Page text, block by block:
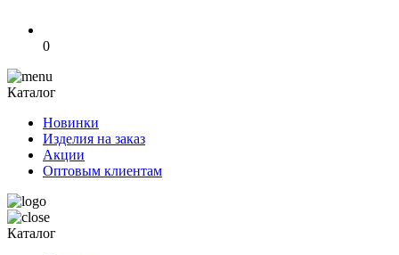
0
Каталог
Новинки
Изделия на заказ
Акции
Оптовым клиентам
Каталог